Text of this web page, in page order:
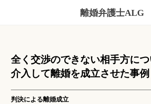
離婚弁護士ALG
全く交渉のできない相手方に
介入して離婚を成立させた事例
判決による離婚成立